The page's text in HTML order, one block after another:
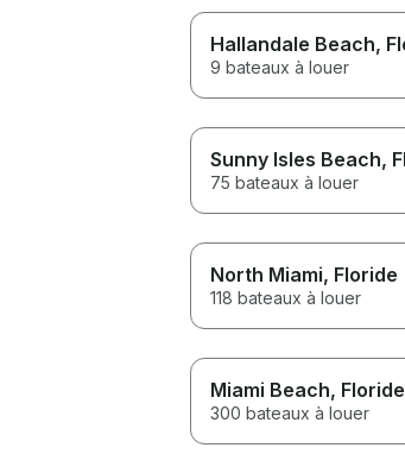
Hallandale Beach,
9 bateaux à louer
Sunny Isles Beach,
75 bateaux à louer
North Miami, Floride
118 bateaux à louer
Miami Beach, Floride
300 bateaux à louer